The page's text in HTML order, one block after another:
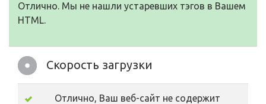
Отлично. Мы не нашли устаревших тэгов в Вашем
HTML.
Скорость загрузки
Отлично, Ваш веб-сайт не содержит